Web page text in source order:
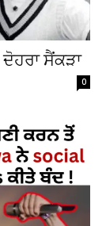
ਸੈਂਕੜਾ
0